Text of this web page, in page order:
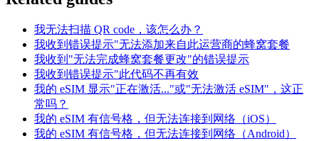
我无法扫描 QR code，该怎么办？
我收到错误提示"无法添加来自此运营商的蜂窝套餐
我收到"无法完成蜂窝套餐更改"的错误提示
我收到错误提示"此代码不再有效
我的 eSIM 显示"正在激活..."或"无法激活 eSIM"，这正
常吗？
我的 eSIM 有信号格，但无法连接到网络（iOS）
我的 eSIM 有信号格，但无法连接到网络（Android）